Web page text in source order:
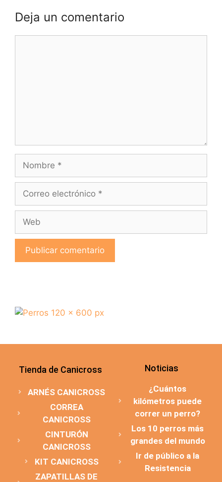
Deja un comentario
Tienda de Canicross
ARNÉS CANICROSS
CORREA
CANICROSS
CINTURÓN
CANICROSS
KIT CANICROSS
ZAPATILLAS DE
Noticias
¿Cuántos
kilómetros puede
correr un perro?
Los 10 perros más
grandes del mundo
Ir de público a la
Resistencia